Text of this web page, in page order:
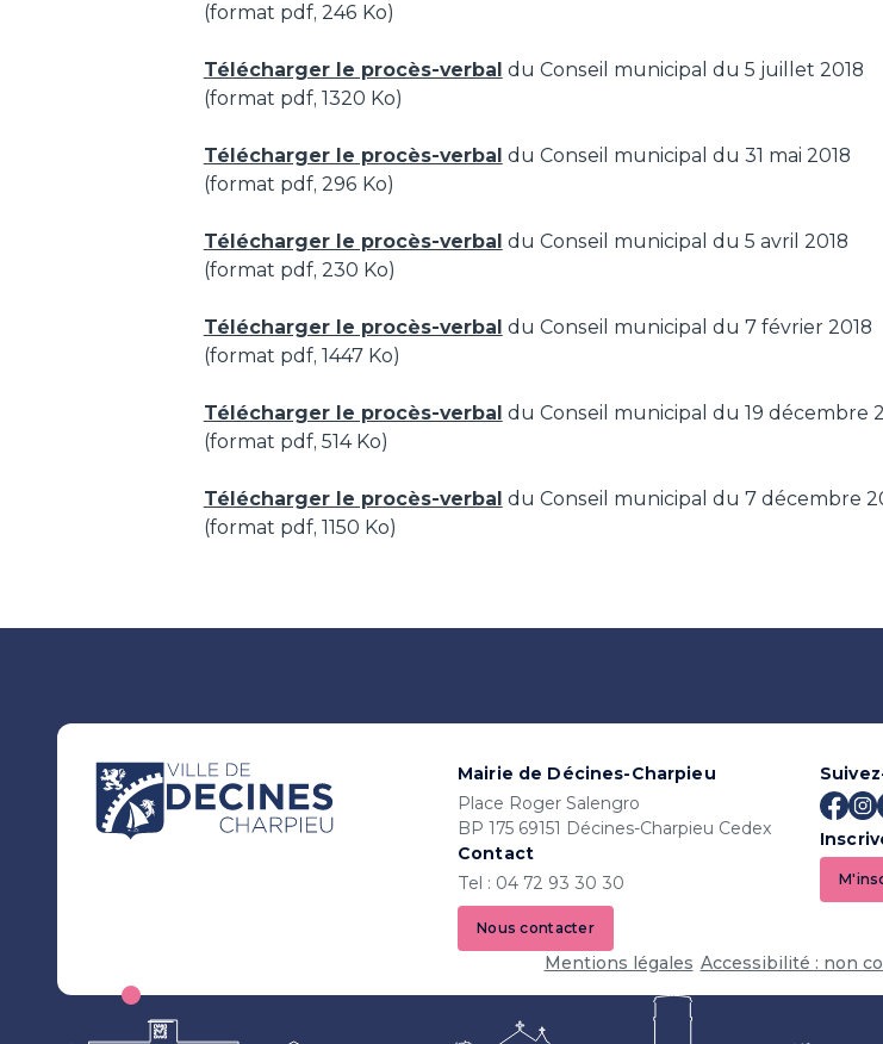
(format pdf, 246 Ko)
Télécharger le procès-verbal du Conseil municipal du 5 juillet 2018
(format pdf, 1320 Ko)
Télécharger le procès-verbal du Conseil municipal du 31 mai 2018
(format pdf, 296 Ko)
Télécharger le procès-verbal du Conseil municipal du 5 avril 2018
(format pdf, 230 Ko)
Télécharger le procès-verbal du Conseil municipal du 7 février 2018
(format pdf, 1447 Ko)
Télécharger le procès-verbal du Conseil municipal du 19 décembre
(format pdf, 514 Ko)
Télécharger le procès-verbal du Conseil municipal du 7 décembre
(format pdf, 1150 Ko)
Mairie de Décines-Charpieu
Place Roger Salengro
BP 175 69151 Décines-Charpieu Cedex
Contact
Tel : 04 72 93 30 30
Nous contacter
Mentions légales Accessibilité : non